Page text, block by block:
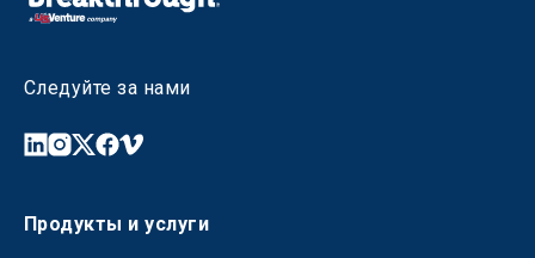
Следуйте за нами
Продукты и услуги